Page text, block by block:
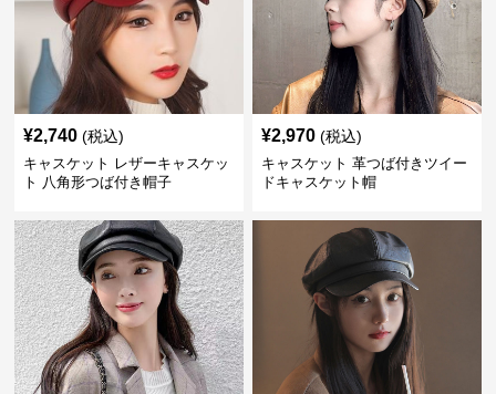
¥2,740 (税込)
キャスケット レザーキャスケッ
ト 八角形つば付き帽子
¥2,970 (税込)
キャスケット 革つば付きツイー
ドキャスケット帽